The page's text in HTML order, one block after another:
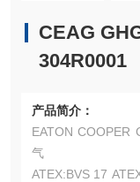
CEAG
304R0001
产品简介：
EATON COOPER
气
ATEX:BVS 17